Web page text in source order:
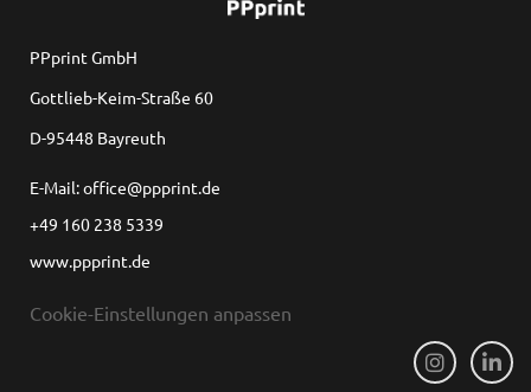
PPprint GmbH
Gottlieb-Keim-Straße 60
D-95448 Bayreuth
E-Mail: office@ppprint.de
+49 160 238 5339
www.ppprint.de
Cookie-Einstellungen anpassen